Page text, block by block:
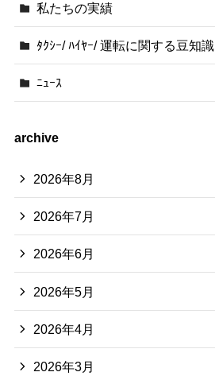
私たちの実績
ﾀｸｼｰ/ ﾊｲﾔｰ/ 運転に関する豆知識
ﾆｭｰｽ
archive
2026年8月
2026年7月
2026年6月
2026年5月
2026年4月
2026年3月